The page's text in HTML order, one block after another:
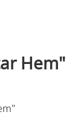
Hem"